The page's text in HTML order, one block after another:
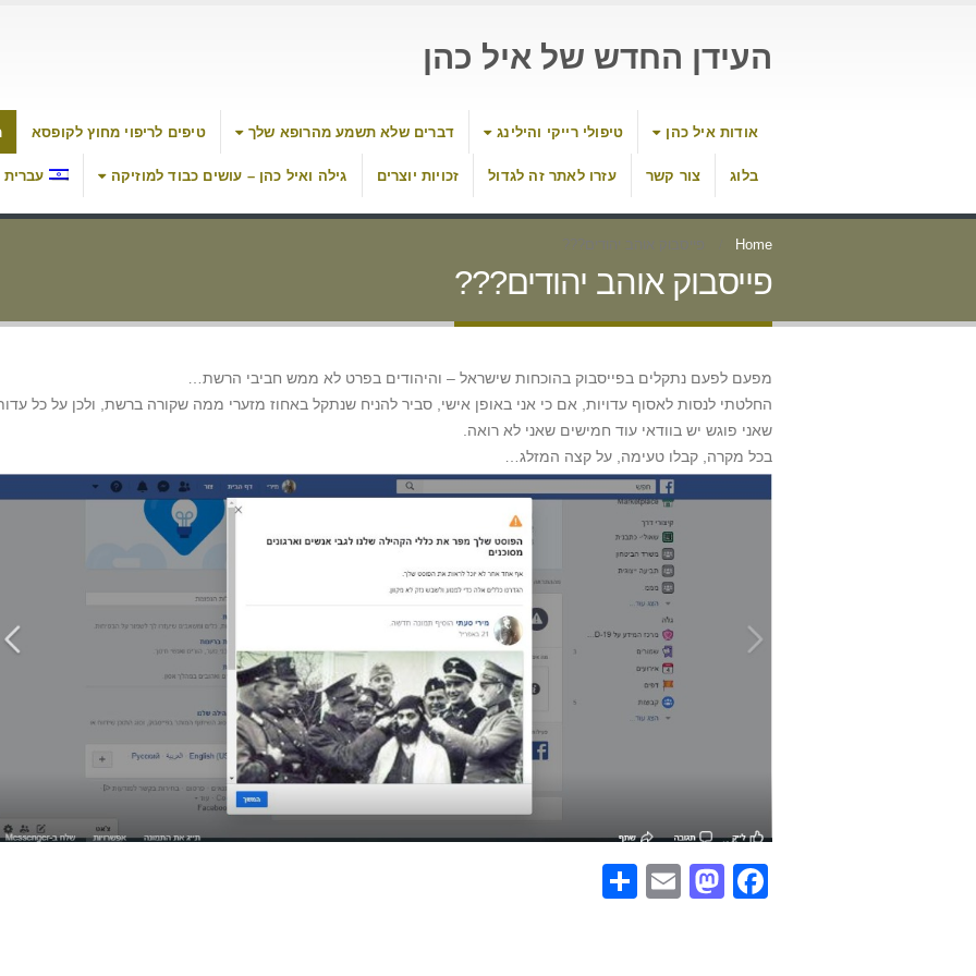
העידן החדש של איל כהן
אודות איל כהן טיפולי רייקי והילינג דברים שלא תשמע מהרופא שלך טיפים לריפוי מחוץ לקופסא
בלוג צור קשר עזרו לאתר זה לגדול זכויות יוצרים גילה ואיל כהן – עושים כבוד למוזיקה עברית
Home פייסבוק אוהב יהודים???
פייסבוק אוהב יהודים???
מפעם לפעם נתקלים בפייסבוק בהוכחות שישראל – והיהודים בפרט לא ממש חביבי הרשת…
החלטתי לנסות לאסוף עדויות, אם כי אני באופן אישי, סביר להניח שנתקל באחוז מזערי ממה שקורה ברשת, ולכן על כל
שאני פוגש יש בוודאי עוד חמישים שאני לא רואה.
בכל מקרה, קבלו טעימה, על קצה המזלג…
Facebook
Mastodon
Email